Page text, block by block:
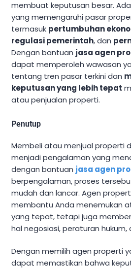
membuat keputusan besar.
yang memengaruhi pasar
termasuk pertumbuhan
regulasi pemerintah, dan
Dengan bantuan jasa agen
dapat memperoleh wawasan
tentang tren pasar terkini dan
keputusan yang lebih tepat
atau penjualan properti.
Penutup
Membeli atau menjual properti
menjadi pengalaman yang
dengan bantuan jasa agen
berpengalaman, proses
mudah dan lancar. Agen
membantu Anda menemukan
yang tepat, tetapi juga
hal negosiasi, peraturan hukum,
Dengan memilih agen properti
dapat memastikan bahwa